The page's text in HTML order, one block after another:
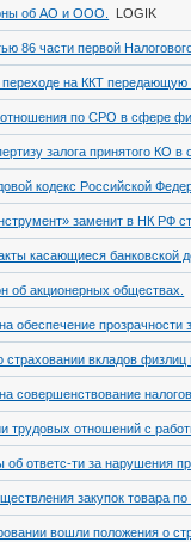
об АО и ООО. LOGIK
86 части первой
переходе на ККТ
по СРО в сфере
залога принятого КО в
кодекс Российской
заменит в НК РФ
касающиеся банковской
об акционерных обществах.
обеспечение прозрачности
вкладов физлиц
совершенствование
трудовых отношений с
ответс-ти за нарушения
закупок товара по
вошли положения о